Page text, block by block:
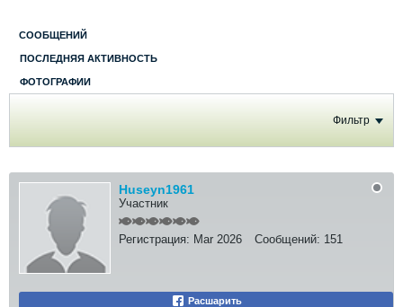
СООБЩЕНИЙ
ПОСЛЕДНЯЯ АКТИВНОСТЬ
ФОТОГРАФИИ
Фильтр
Huseyn1961
Участник
Регистрация: Mar 2026 Сообщений: 151
Расшарить